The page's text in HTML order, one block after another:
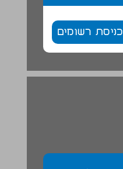
כניסת רשומים